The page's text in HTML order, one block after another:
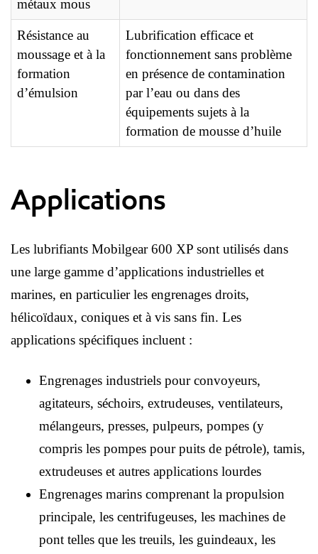
métaux mous
Résistance au
moussage et à la
formation
d’émulsion
Lubrification efficace et
fonctionnement sans problème
en présence de contamination
par l’eau ou dans des
équipements sujets à la
formation de mousse d’huile
Applications
Les lubrifiants Mobilgear 600 XP sont utilisés dans
une large gamme d’applications industrielles et
marines, en particulier les engrenages droits,
hélicoïdaux, coniques et à vis sans fin. Les
applications spécifiques incluent :
Engrenages industriels pour convoyeurs,
agitateurs, séchoirs, extrudeuses, ventilateurs,
mélangeurs, presses, pulpeurs, pompes (y
compris les pompes pour puits de pétrole), tamis,
extrudeuses et autres applications lourdes
Engrenages marins comprenant la propulsion
principale, les centrifugeuses, les machines de
pont telles que les treuils, les guindeaux, les